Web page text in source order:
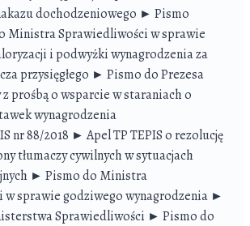
dochodzeniowego ► Pismo
Ministra Sprawiedliwości w sprawie
i podwyżki wynagrodzenia za
przysięgłego ► Pismo do Prezesa
prośbą o wsparcie w staraniach o
wynagrodzenia
nr 88/2018 ► Apel TP TEPIS o rezolucję
tłumaczy cywilnych w sytuacjach
► Pismo do Ministra
w sprawie godziwego wynagrodzenia ►
Sprawiedliwości ► Pismo do